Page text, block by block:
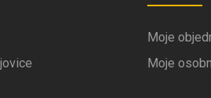
Moje
Moje